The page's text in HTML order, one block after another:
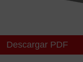
Descargar PDF